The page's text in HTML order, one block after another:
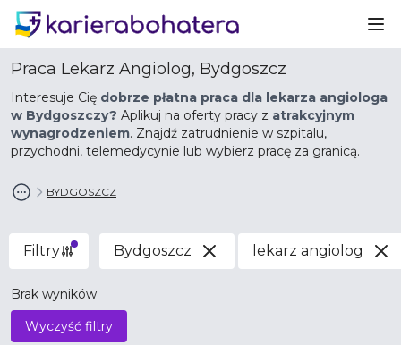
Praca Lekarz Angiolog, Bydgoszcz
Interesuje Cię dobrze płatna praca dla lekarza angiologa
w Bydgoszczy? Aplikuj na oferty pracy z atrakcyjnym
wynagrodzeniem. Znajdź zatrudnienie w szpitalu,
przychodni, telemedycynie lub wybierz pracę za granicą.
BYDGOSZCZ
Filtry Bydgoszcz lekarz angiolog
Brak wyników
Wyczyść filtry